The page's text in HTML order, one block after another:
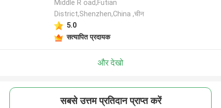
Middle R oad,Futian
District,Shenzhen,China ,चीन
5.0
सत्यापित प्रदायक
और देखो
सबसे उत्तम प्रतिदान प्राप्त करें